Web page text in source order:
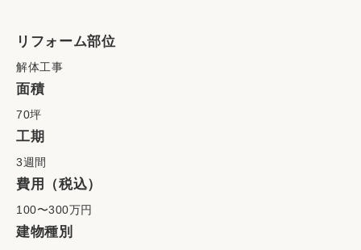
リフォーム部位
解体工事
面積
70坪
工期
3週間
費用（税込）
100〜300万円
建物種別